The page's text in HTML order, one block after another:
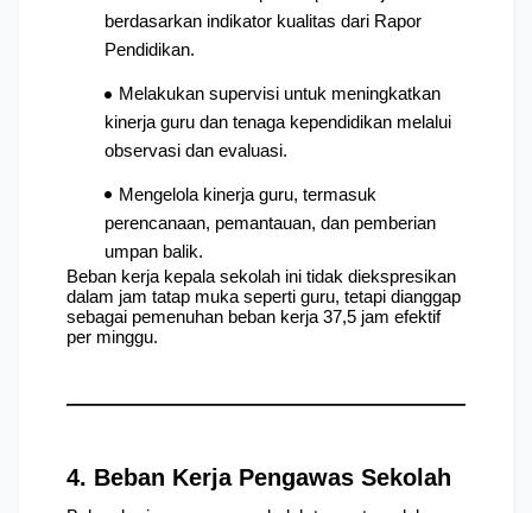
berdasarkan indikator kualitas dari Rapor
Pendidikan.
Melakukan supervisi untuk meningkatkan
kinerja guru dan tenaga kependidikan melalui
observasi dan evaluasi.
Mengelola kinerja guru, termasuk
perencanaan, pemantauan, dan pemberian
umpan balik.
Beban kerja kepala sekolah ini tidak diekspresikan
dalam jam tatap muka seperti guru, tetapi dianggap
sebagai pemenuhan beban kerja 37,5 jam efektif
per minggu.
4. Beban Kerja Pengawas Sekolah